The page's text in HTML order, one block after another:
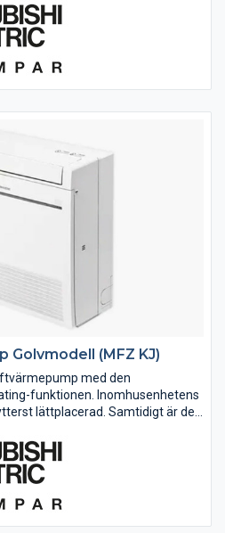
Bli inte förvånad...
(MFZ KJ)
med den
funktionen. Inomhusenhetens
lättplacerad. Samtidigt är det
värmepumpar med en